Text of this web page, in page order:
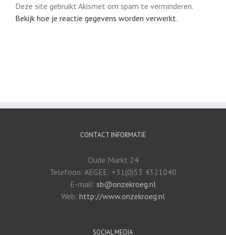
Deze site gebruikt Akismet om spam te verminderen.
Bekijk hoe je reactie gegevens worden verwerkt.
CONTACT INFORMATIE
Oude Markt 24
Telefoon: AEGEE: +31(0)53 4321040
E-mail: sb@onzekroeg.nl
Web: http://www.onzekroeg.nl
SOCIAL MEDIA